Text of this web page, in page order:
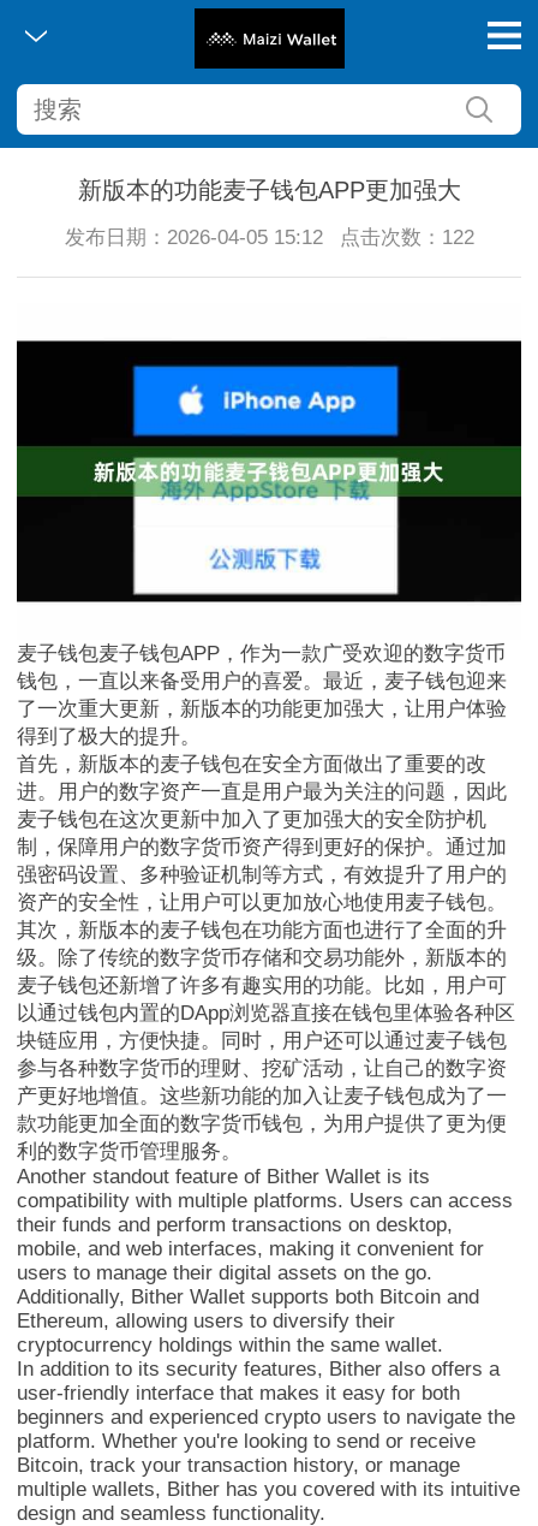
MathWallet跨链
新版本的功能麦子钱包APP更加强大
发布日期：2026-04-05 15:12 点击次数：122
麦子钱包麦子钱包APP，作为一款广受欢迎的数字货币
钱包，一直以来备受用户的喜爱。最近，麦子钱包迎来
了一次重大更新，新版本的功能更加强大，让用户体验
得到了极大的提升。
首先，新版本的麦子钱包在安全方面做出了重要的改
进。用户的数字资产一直是用户最为关注的问题，因此
麦子钱包在这次更新中加入了更加强大的安全防护机
制，保障用户的数字货币资产得到更好的保护。通过加
强密码设置、多种验证机制等方式，有效提升了用户的
资产的安全性，让用户可以更加放心地使用麦子钱包。
其次，新版本的麦子钱包在功能方面也进行了全面的升
级。除了传统的数字货币存储和交易功能外，新版本的
麦子钱包还新增了许多有趣实用的功能。比如，用户可
以通过钱包内置的DApp浏览器直接在钱包里体验各种区
块链应用，方便快捷。同时，用户还可以通过麦子钱包
参与各种数字货币的理财、挖矿活动，让自己的数字资
产更好地增值。这些新功能的加入让麦子钱包成为了一
款功能更加全面的数字货币钱包，为用户提供了更为便
利的数字货币管理服务。
Another standout feature of Bither Wallet is its
compatibility with multiple platforms. Users can access
their funds and perform transactions on desktop,
mobile, and web interfaces, making it convenient for
users to manage their digital assets on the go.
Additionally, Bither Wallet supports both Bitcoin and
Ethereum, allowing users to diversify their
cryptocurrency holdings within the same wallet.
In addition to its security features, Bither also offers a
user-friendly interface that makes it easy for both
beginners and experienced crypto users to navigate the
platform. Whether you're looking to send or receive
Bitcoin, track your transaction history, or manage
multiple wallets, Bither has you covered with its intuitive
design and seamless functionality.